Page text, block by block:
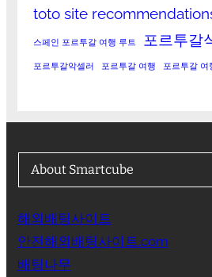
toto site
스페인 포르투갈 여행 루트 포르투갈
포르투갈악셀러 포르투갈 여행 포르투갈 여
About Smartcube
해외배팅사이트
안전해외배팅사이트.com
배팅나무